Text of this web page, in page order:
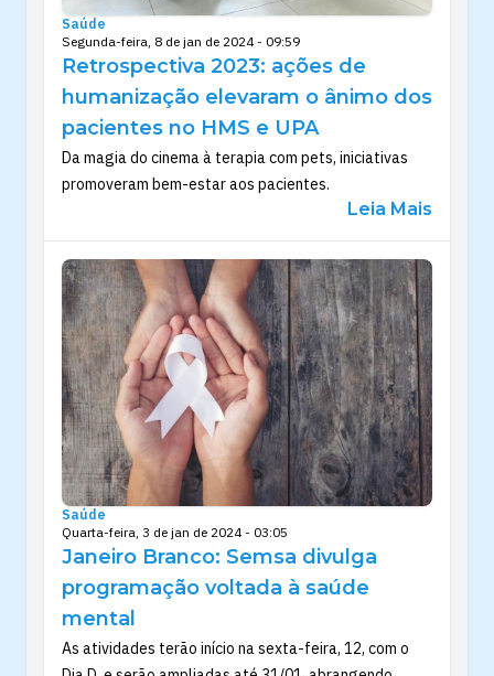
Saúde
Segunda-feira, 8 de jan de 2024 - 09:59
Retrospectiva 2023: ações de
humanização elevaram o ânimo dos
pacientes no HMS e UPA
Da magia do cinema à terapia com pets, iniciativas
promoveram bem-estar aos pacientes.
Leia Mais
Saúde
Quarta-feira, 3 de jan de 2024 - 03:05
Janeiro Branco: Semsa divulga
programação voltada à saúde
mental
As atividades terão início na sexta-feira, 12, com o